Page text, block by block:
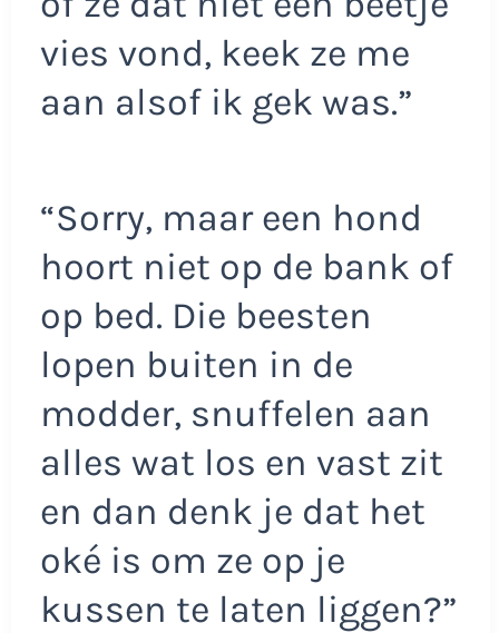
vies vond, keek ze me
aan alsof ik gek was.”
“Sorry, maar een hond
hoort niet op de bank of
op bed. Die beesten
lopen buiten in de
modder, snuffelen aan
alles wat los en vast zit
en dan denk je dat het
oké is om ze op je
kussen te laten liggen?”